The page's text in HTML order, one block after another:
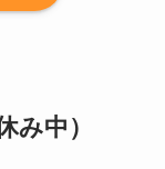
み中）